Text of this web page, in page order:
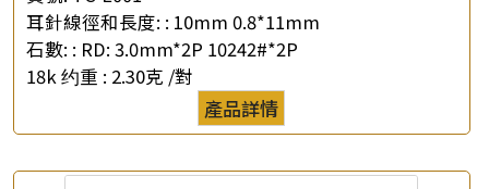
耳針線徑和長度: : 10mm 0.8*11mm
石數: : RD: 3.0mm*2P 10242#*2P
18k 约重 : 2.30克 /對
產品詳情